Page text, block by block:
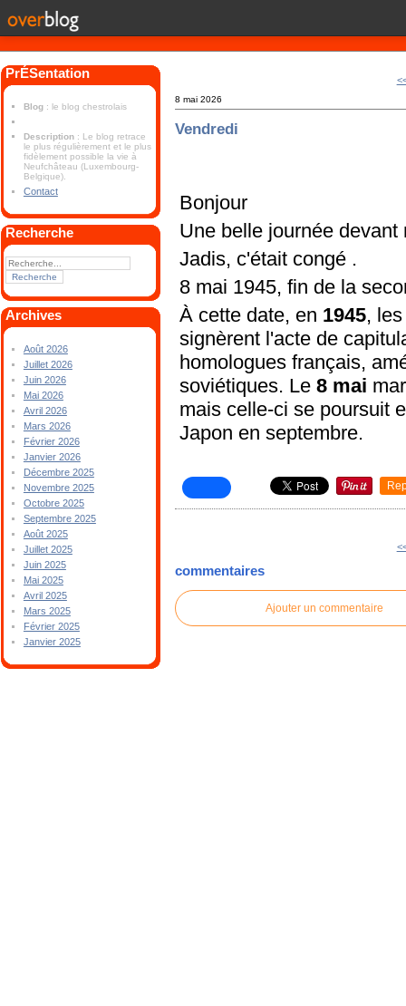
PrÉSentation
Blog : le blog chestrolais
Description : Le blog retrace
le plus régulièrement et le plus
fidèlement possible la vie à
Neufchâteau (Luxembourg-
Belgique).
Contact
Recherche
Archives
Août 2026
Juillet 2026
Juin 2026
Mai 2026
Avril 2026
Mars 2026
Février 2026
Janvier 2026
Décembre 2025
Novembre 2025
Octobre 2025
Septembre 2025
Août 2025
Juillet 2025
Juin 2025
Mai 2025
Avril 2025
Mars 2025
Février 2025
Janvier 2025
8 mai 2026
Vendredi
Bonjour
Une belle journée devant
Jadis, c'était congé .
8 mai 1945, fin de la
À cette date, en 1945,
signèrent l'acte de
homologues français,
soviétiques. Le8 mai
mais celle-ci se poursuit
Japon en septembre.
commentaires
Ajouter un commentaire